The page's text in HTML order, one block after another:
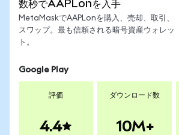
数秒でAAPLonを入手
MetaMaskでAAPLonを購入、売却、取引、
スワップ。最も信頼される暗号資産ウォレッ
ト。
Google Play
評価
4.4
ダウンロード数
10M+